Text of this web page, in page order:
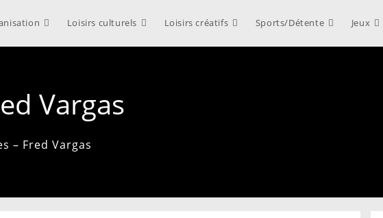
Loisirs culturels Loisirs créatifs Sports/Détente Jeux
Vargas
– Fred Vargas